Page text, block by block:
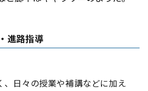
進路指導
、日々の授業や補講などに加え